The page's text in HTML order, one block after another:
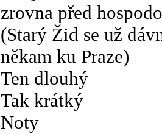
zrovna před
(Starý Žid se už
někam ku Praze)
Ten dlouhý
Tak krátký
Noty